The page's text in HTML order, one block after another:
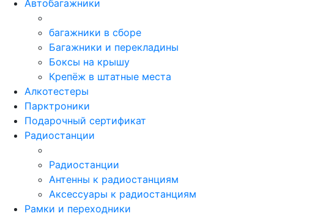
Автобагажники
багажники в сборе
Багажники и перекладины
Боксы на крышу
Крепёж в штатные места
Алкотестеры
Парктроники
Подарочный сертификат
Радиостанции
Радиостанции
Антенны к радиостанциям
Аксессуары к радиостанциям
Рамки и переходники